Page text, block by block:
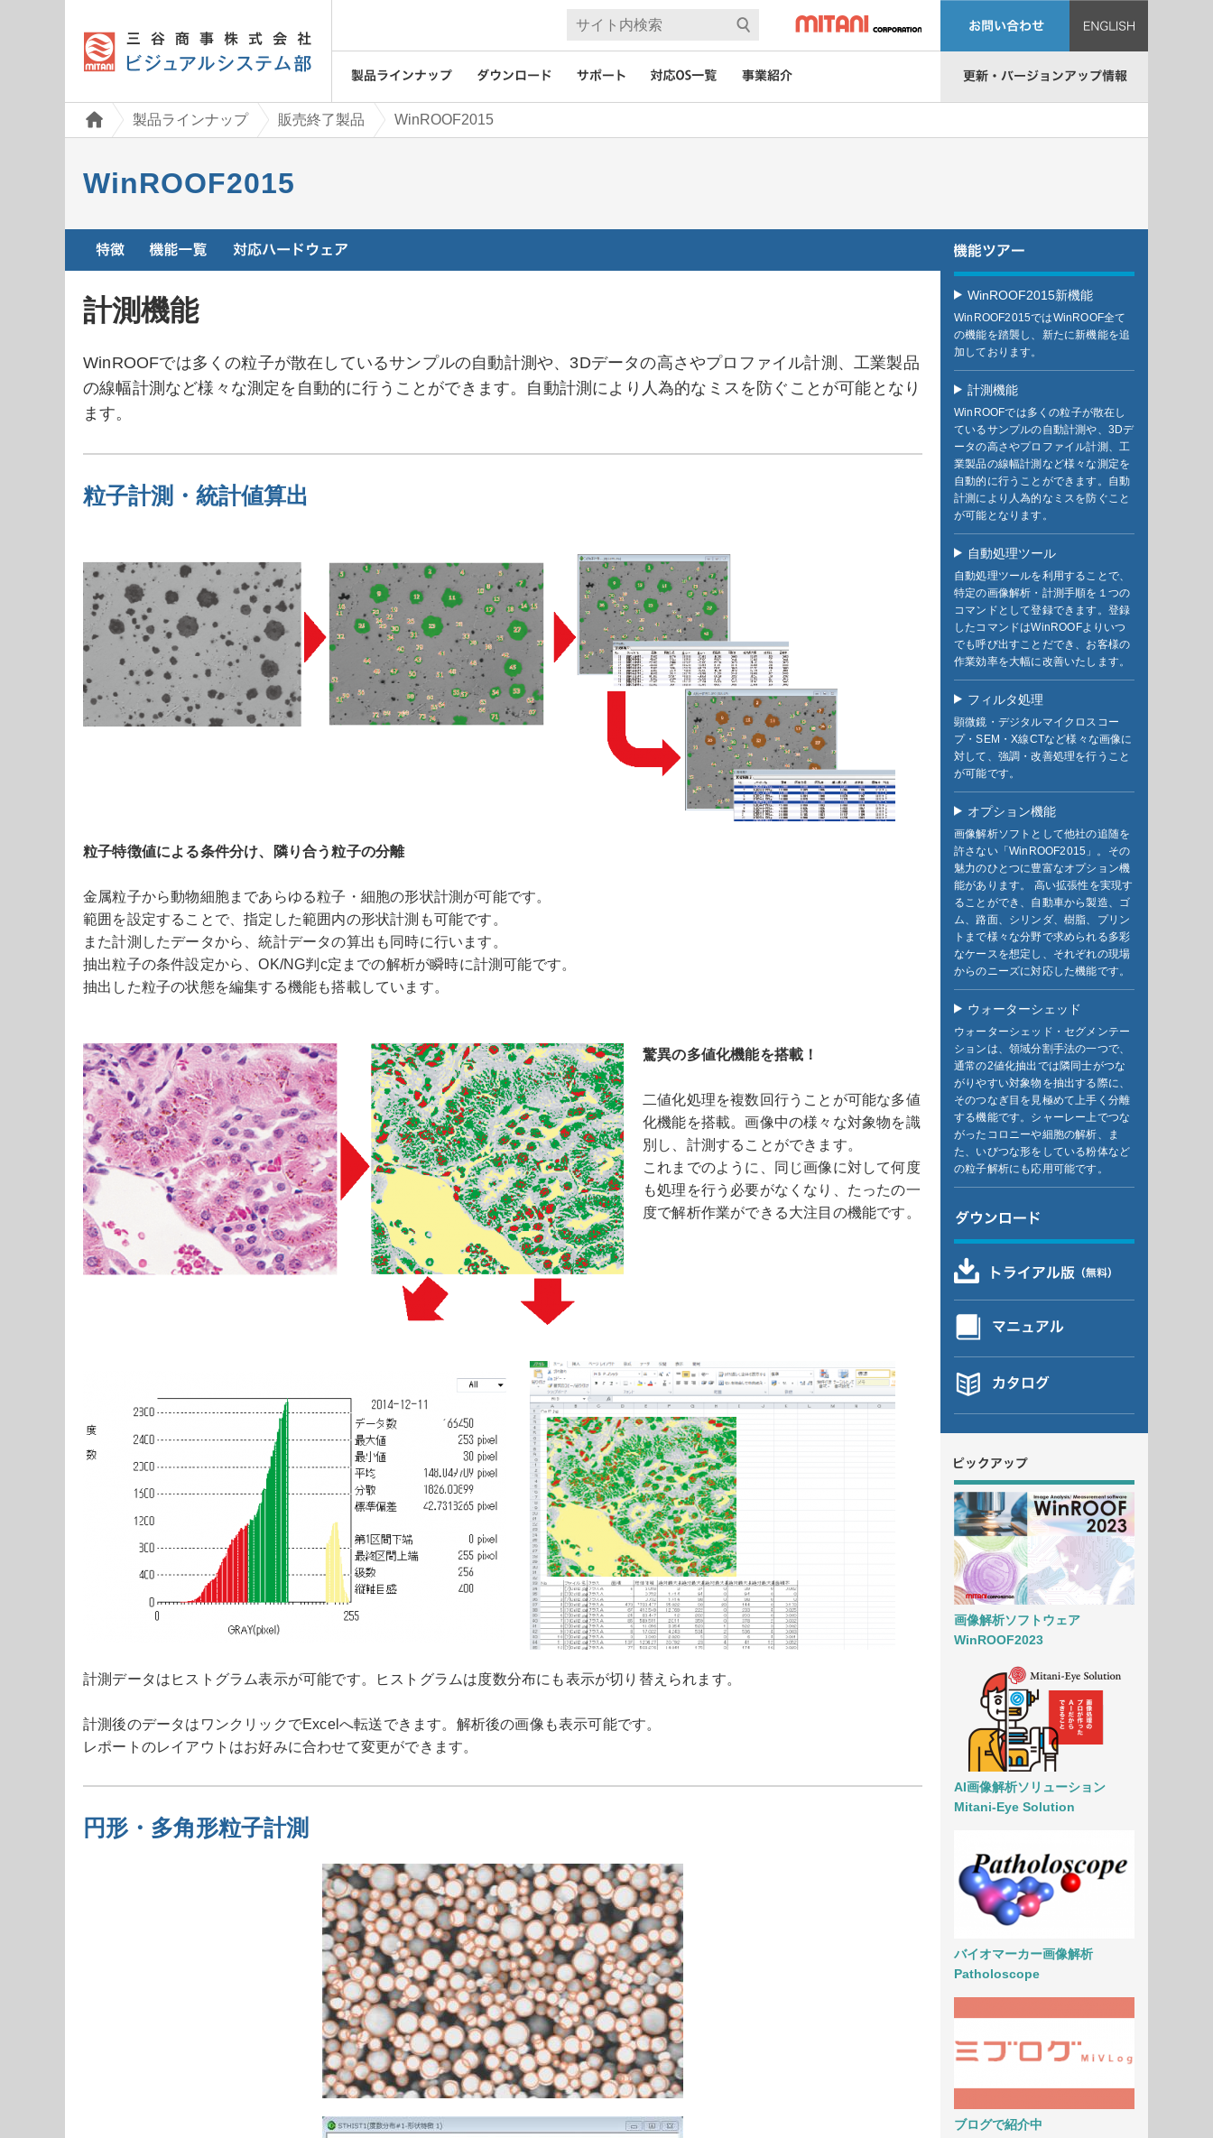
製品ラインナップ 販売終了製品 WinROOF2015
WinROOF2015
計測機能
WinROOFでは多くの粒子が散在しているサンプルの自動計測や、3Dデータの高さやプロファイル計測、工業製品
の線幅計測など様々な測定を自動的に行うことができます。自動計測により人為的なミスを防ぐことが可能となり
ます。
粒子計測・統計値算出
粒子特徴値による条件分け、隣り合う粒子の分離
金属粒子から動物細胞まであらゆる粒子・細胞の形状計測が可能です。
範囲を設定することで、指定した範囲内の形状計測も可能です。
また計測したデータから、統計データの算出も同時に行います。
抽出粒子の条件設定から、OK/NG判c定までの解析が瞬時に計測可能です。
抽出した粒子の状態を編集する機能も搭載しています。
驚異の多値化機能を搭載！
二値化処理を複数回行うことが可能な多値
化機能を搭載。画像中の様々な対象物を識
別し、計測することができます。
これまでのように、同じ画像に対して何度
も処理を行う必要がなくなり、たったの一
度で解析作業ができる大注目の機能です。
計測データはヒストグラム表示が可能です。ヒストグラムは度数分布にも表示が切り替えられます。
計測後のデータはワンクリックでExcelへ転送できます。解析後の画像も表示可能です。
レポートのレイアウトはお好みに合わせて変更ができます。
円形・多角形粒子計測
WinROOF2015新機能
WinROOF2015ではWinROOF全て
の機能を踏襲し、新たに新機能を追
加しております。
計測機能
WinROOFでは多くの粒子が散在し
ているサンプルの自動計測や、3Dデ
ータの高さやプロファイル計測、工
業製品の線幅計測など様々な測定を
自動的に行うことができます。自動
計測により人為的なミスを防ぐこと
が可能となります。
自動処理ツール
自動処理ツールを利用することで、
特定の画像解析・計測手順を１つの
コマンドとして登録できます。登録
したコマンドはWinROOFよりいつ
でも呼び出すことだでき、お客様の
作業効率を大幅に改善いたします。
フィルタ処理
顕微鏡・デジタルマイクロスコー
プ・SEM・X線CTなど様々な画像に
対して、強調・改善処理を行うこと
が可能です。
オプション機能
画像解析ソフトとして他社の追随を
許さない「WinROOF2015」。その
魅力のひとつに豊富なオプション機
能があります。 高い拡張性を実現す
ることができ、自動車から製造、ゴ
ム、路面、シリンダ、樹脂、プリン
トまで様々な分野で求められる多彩
なケースを想定し、それぞれの現場
からのニーズに対応した機能です。
ウォーターシェッド
ウォーターシェッド・セグメンテー
ションは、領域分割手法の一つで、
通常の2値化抽出では隣同士がつな
がりやすい対象物を抽出する際に、
そのつなぎ目を見極めて上手く分離
する機能です。シャーレー上でつな
がったコロニーや細胞の解析、ま
た、いびつな形をしている粉体など
の粒子解析にも応用可能です。
画像解析ソフトウェア
WinROOF2023
AI画像解析ソリューション
Mitani-Eye Solution
バイオマーカー画像解析
Patholoscope
ブログで紹介中